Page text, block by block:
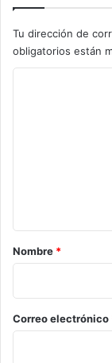
Tu dirección de
obligatorios están
r
i
o
*
Nombre *
Correo electrónico